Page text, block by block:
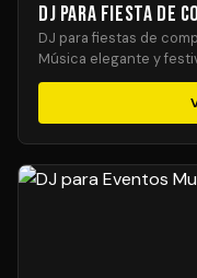
DJ para Fiesta de
DJ para fiestas de
Música elegante y